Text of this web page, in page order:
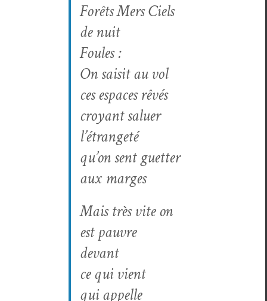
Forêts Mers Ciels
de nuit
Foules :
On saisit au vol
ces espaces rêvés
croy­ant saluer
l’étrangeté
qu’on sent guetter
aux marges
Mais très vite on
est pauvre
devant
ce qui vient
qui appelle